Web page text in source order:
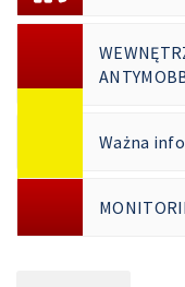
Ważna